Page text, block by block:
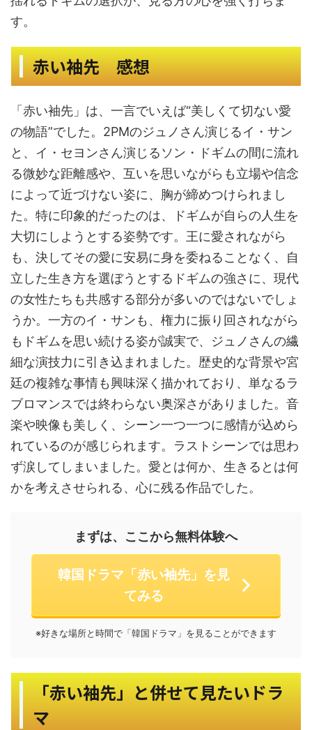
す。
赤い袖先 感想
「赤い袖先」は、一言でいえば“美しくて切ない愛
の物語”でした。2PMのジュノさん演じるイ・サン
と、イ・セヨンさん演じるソン・ドギムの間に流れ
る微妙な距離感や、互いを思いながらも立場や信念
によって近づけない姿に、胸が締めつけられまし
た。特に印象的だったのは、ドギムが自らの人生を
大切にしようとする姿勢です。王に愛されながら
も、決してその愛に安易に身を委ねることなく、自
立した生き方を選ぼうとするドギムの強さに、現代
の女性たちも共感する部分が多いのではないでしょ
うか。一方のイ・サンも、権力に振り回されながら
もドギムを思い続ける姿が誠実で、ジュノさんの繊
細な演技力に引き込まれました。歴史的な背景や宮
廷の複雑な事情も興味深く描かれており、単なるラ
ブロマンスでは終わらない奥深さがありました。音
楽や映像も美しく、シーン一つ一つに感情が込めら
れているのが感じられます。ラストシーンでは思わ
ず涙してしまいました。愛とは何か、生きるとは何
かを考えさせられる、心に残る作品でした。
まずは、ここから無料体験へ
韓国ドラマ「赤い袖先」を見
てみる
※好きな場所と時間で「韓国ドラマ」を見ることができます
「赤い袖先」と併せて見たいドラ
マ